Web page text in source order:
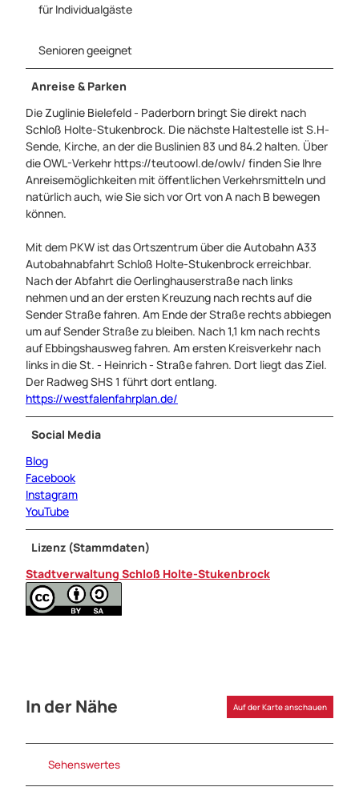
für Individualgäste
Senioren geeignet
Anreise & Parken
Die Zuglinie Bielefeld - Paderborn bringt Sie direkt nach
Schloß Holte-Stukenbrock. Die nächste Haltestelle ist S.H-
Sende, Kirche, an der die Buslinien 83 und 84.2 halten. Über
die OWL-Verkehr https://teutoowl.de/owlv/ finden Sie Ihre
Anreisemöglichkeiten mit öffentlichen Verkehrsmitteln und
natürlich auch, wie Sie sich vor Ort von A nach B bewegen
können.
Mit dem PKW ist das Ortszentrum über die Autobahn A33
Autobahnabfahrt Schloß Holte-Stukenbrock erreichbar.
Nach der Abfahrt die Oerlinghauserstraße nach links
nehmen und an der ersten Kreuzung nach rechts auf die
Sender Straße fahren. Am Ende der Straße rechts abbiegen
um auf Sender Straße zu bleiben. Nach 1,1 km nach rechts
auf Ebbingshausweg fahren. Am ersten Kreisverkehr nach
links in die St. - Heinrich - Straße fahren. Dort liegt das Ziel.
Der Radweg SHS 1 führt dort entlang.
https://westfalenfahrplan.de/
Social Media
Blog
Facebook
Instagram
YouTube
Lizenz (Stammdaten)
Stadtverwaltung Schloß Holte-Stukenbrock
In der Nähe Auf der Karte anschauen
Sehenswertes